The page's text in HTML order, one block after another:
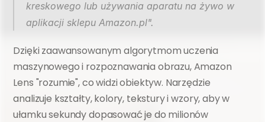
kreskowego lub używania aparatu na żywo w
aplikacji sklepu Amazon.pl".
Dzięki zaawansowanym algorytmom uczenia
maszynowego i rozpoznawania obrazu, Amazon
Lens "rozumie", co widzi obiektyw. Narzędzie
analizuje kształty, kolory, tekstury i wzory, aby w
ułamku sekundy dopasować je do milionów